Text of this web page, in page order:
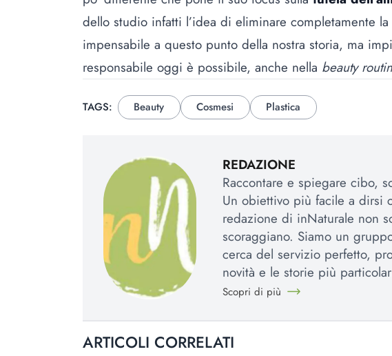
dello studio infatti l’idea di eliminare completamente
impensabile a questo punto della nostra storia, ma
responsabile oggi è possibile, anche nella beauty
TAGS: Beauty Cosmesi Plastica
REDAZIONE
Raccontare e spiegare cibo,
Un obiettivo più facile a dirsi
redazione di inNaturale non
scoraggiano. Siamo un
cerca del servizio perfetto,
novità e le storie più
Scopri di più
ARTICOLI CORRELATI